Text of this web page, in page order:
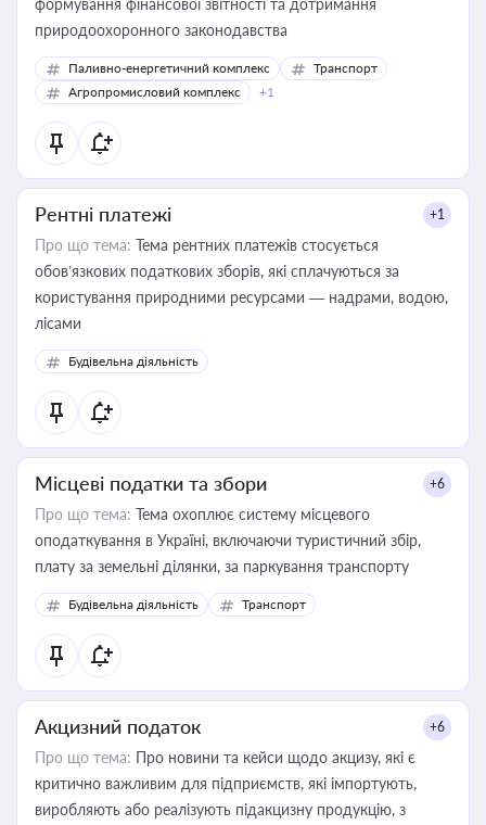
формування фінансової звітності та дотримання
природоохоронного законодавства
Паливно-енергетичний комплекс
Транспорт
Агропромисловий комплекс
+1
Рентні платежі +1
Про що тема: Тема рентних платежів стосується
обов’язкових податкових зборів, які сплачуються за
користування природними ресурсами — надрами, водою,
лісами
Будівельна діяльність
Місцеві податки та збори +6
Про що тема: Тема охоплює систему місцевого
оподаткування в Україні, включаючи туристичний збір,
плату за земельні ділянки, за паркування транспорту
Будівельна діяльність Транспорт
Акцизний податок +6
Про що тема: Про новини та кейси щодо акцизу, які є
критично важливим для підприємств, які імпортують,
виробляють або реалізують підакцизну продукцію, з